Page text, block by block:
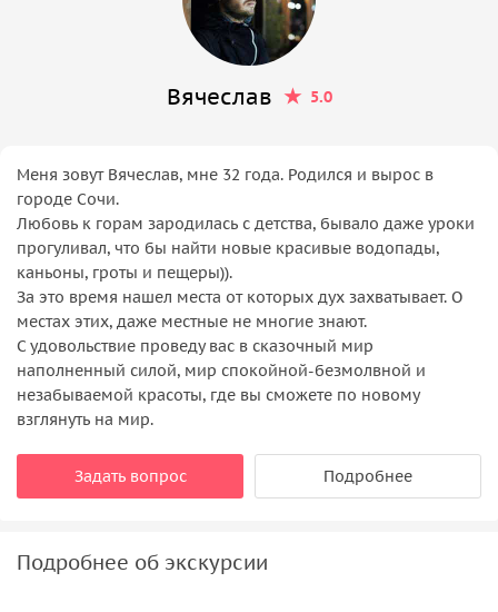
Вячеслав 5.0
Меня зовут Вячеслав, мне 32 года. Родился и вырос в
городе Сочи.
Любовь к горам зародилась с детства, бывало даже уроки
прогуливал, что бы найти новые красивые водопады,
каньоны, гроты и пещеры)).
За это время нашел места от которых дух захватывает. О
местах этих, даже местные не многие знают.
С удовольствие проведу вас в сказочный мир
наполненный силой, мир спокойной-безмолвной и
незабываемой красоты, где вы сможете по новому
взглянуть на мир.
Задать вопрос Подробнее
Подробнее об экскурсии